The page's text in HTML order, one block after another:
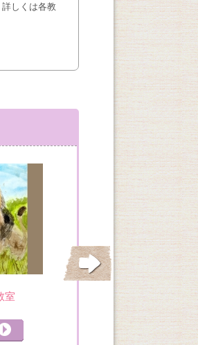
しくは各教
室
8/22
わくわく！はじめ
ての英語クラス